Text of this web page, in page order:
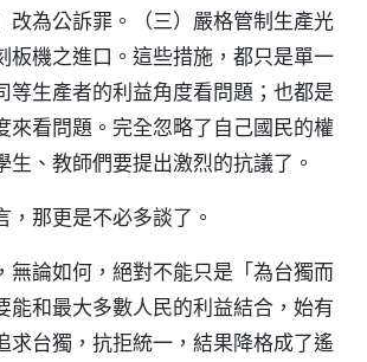
改為公訴罪。（三）嚴格管制生產光
板機之進口。這些措施，都只是單一
等生產者的利益角度看問題；也都是
來看問題。完全忽略了自己國民的權
生、教師們要提出激烈的抗議了。
，那更是不必多談了。
無論如何，絕對不能只是「為台獨而
能和最大多數人民的利益結合，始有
求台獨，抗拒統一，結果降格成了遙